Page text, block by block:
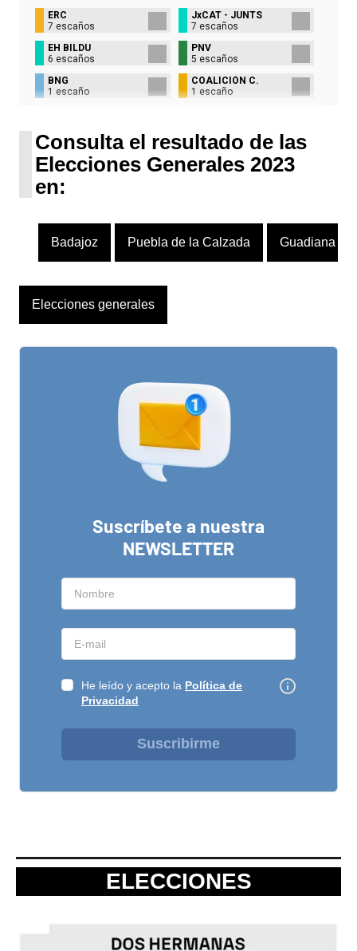
ERC
7 escaños
JxCAT - JUNTS
7 escaños
EH BILDU
6 escaños
PNV
5 escaños
BNG
1 escaño
COALICIÓN C.
1 escaño
Consulta el resultado de las
Elecciones Generales 2023
en:
Badajoz Puebla de la Calzada Guadiana
Elecciones generales
Suscríbete a nuestra
NEWSLETTER
He leído y acepto la Política de
Privacidad
Suscribirme
ELECCIONES